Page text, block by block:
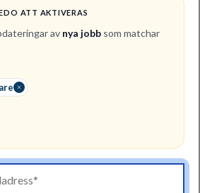
ATT AKTIVERAS
av nya jobb som matchar
göra hela Sverige tryggt och
som ska vara tryggare
Tillsammans med 41 000
möjligt.